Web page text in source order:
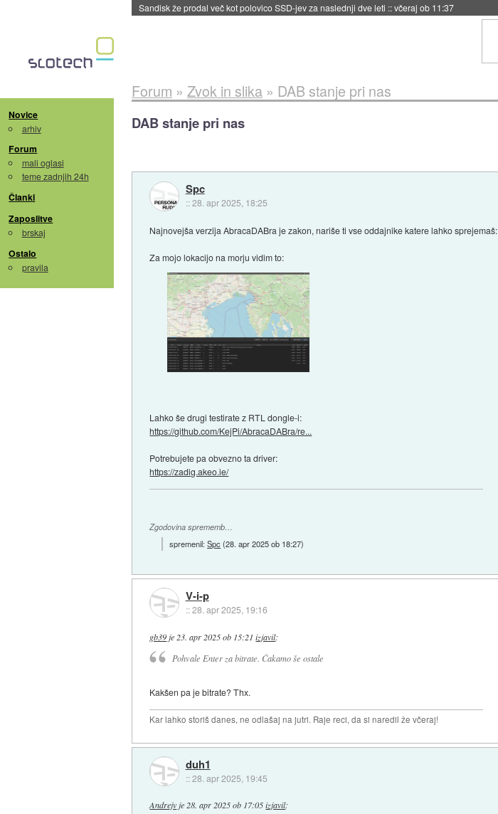
Tajvan in Južna Koreja po izvozu prvikrat prehitela Japonsko::včeraj ob 11:37
Novice
arhiv
Forum
mali oglasi
teme zadnjih 24h
Članki
Zaposlitve
brskaj
Ostalo
pravila
Forum » Zvok in slika» DAB stanje pri nas
DAB stanje pri nas
Spc
::28. apr 2025, 18:25
Najnovejša verzija AbracaDABra je zakon, nariše ti vse oddajnike katere lahko sprejemaš:
Za mojo lokacijo na morju vidim to:
Lahko še drugi testirate z RTL dongle-i:
https://github.com/KejPi/AbracaDABra/re...
Potrebujete pa obvezno ta driver:
https://zadig.akeo.ie/
Zgodovina sprememb…
spremenil:Spc (28. apr 2025 ob 18:27)
V-i-p
::28. apr 2025, 19:16
gb39 je 23. apr 2025 ob 15:21 izjavil:
Pohvale Enter za bitrate. Čakamo še ostale
Kakšen pa je bitrate? Thx.
Kar lahko storiš danes, ne odlašaj na jutri. Raje reci, da si naredil že včeraj!
duh1
::28. apr 2025, 19:45
Andrejvje28. apr 2025 ob 17:05 izjavil: